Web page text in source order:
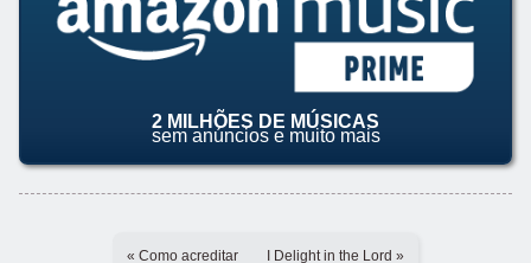
2 MILHÕES DE MÚSICAS
sem anúncios e muito mais
« Como acreditar I Delight in the Lord »